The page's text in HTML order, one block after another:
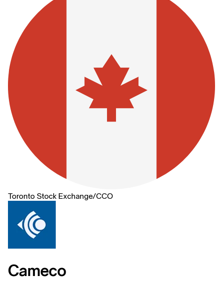
Toronto Stock Exchange/CCO
Cameco